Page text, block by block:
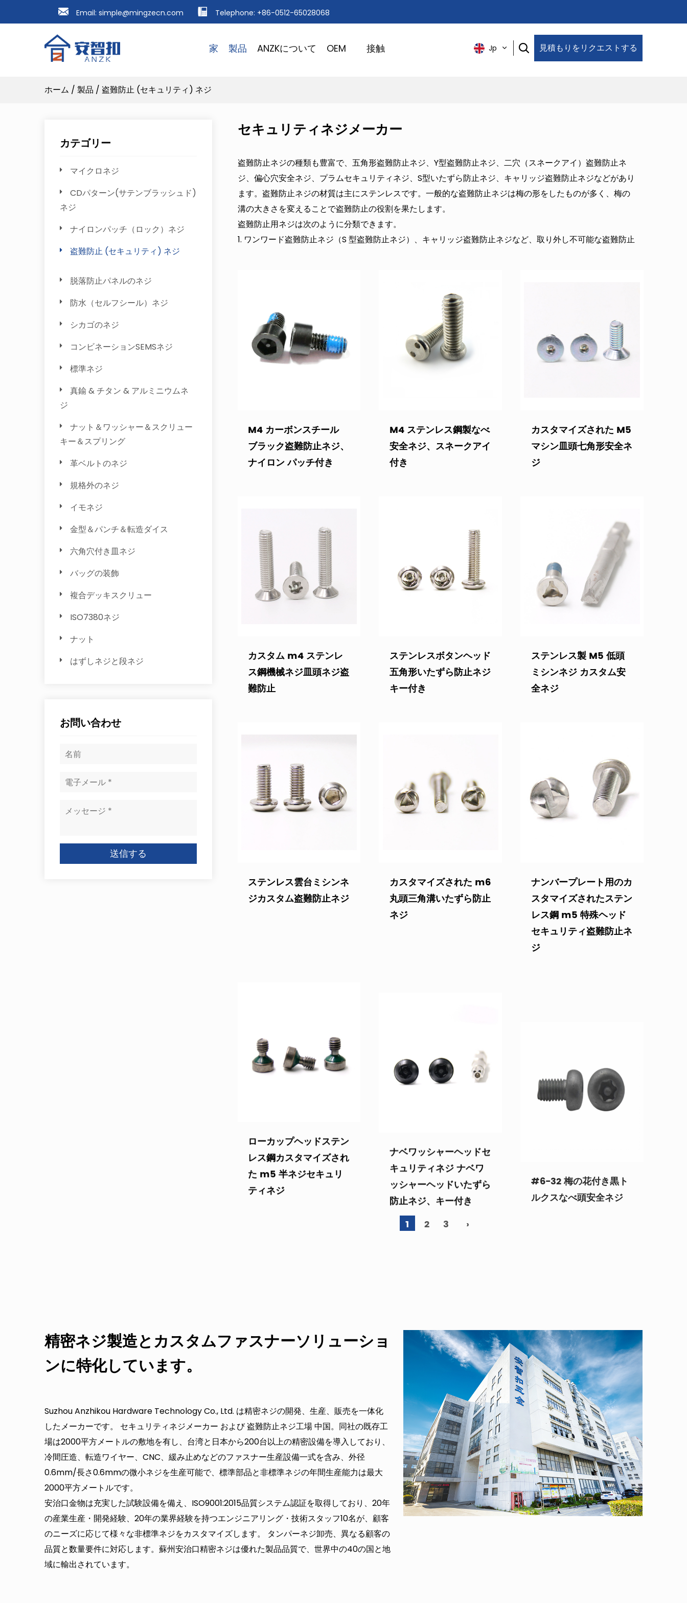
Email: simple@mingzecn.com Telephone: +86-0512-65028068
家 製品 ANZKについて OEM 接触 Jp 見積もりをリクエストする
ホーム / 製品 / 盗難防止 (セキュリティ) ネジ
カテゴリー
マイクロネジ
CDパターン(サテンブラッシュド)
ネジ
ナイロンパッチ（ロック）ネジ
盗難防止 (セキュリティ) ネジ
脱落防止パネルのネジ
防水（セルフシール）ネジ
シカゴのネジ
コンビネーションSEMSネジ
標準ネジ
真鍮 & チタン & アルミニウムネ
ジ
ナット＆ワッシャー＆スクリュー
キー＆スプリング
革ベルトのネジ
規格外のネジ
イモネジ
金型＆パンチ＆転造ダイス
六角穴付き皿ネジ
バッグの装飾
複合デッキスクリュー
ISO7380ネジ
ナット
はずしネジと段ネジ
お問い合わせ
セキュリティネジメーカー
盗難防止ネジの種類も豊富で、五角形盗難防止ネジ、Y型盗難防止ネジ、二穴（スネークアイ）盗難防止ネ
ジ、偏心穴安全ネジ、プラムセキュリティネジ、S型いたずら防止ネジ、キャリッジ盗難防止ネジなどがあり
ます。盗難防止ネジの材質は主にステンレスです。一般的な盗難防止ネジは梅の形をしたものが多く、梅の
溝の大きさを変えることで盗難防止の役割を果たします。
盗難防止用ネジは次のように分類できます。
1. ワンワード盗難防止ネジ（S 型盗難防止ネジ）、キャリッジ盗難防止ネジなど、取り外し不可能な盗難防止
このネジは、電力施設、鉄道施設、高速道路施設、油田施設、都市照明、街路照明施設、公共フィットネス
設備など幅広い用途に使用できます。 盗難防止ネジ自体の性能も非常に優れているため、多くの業界でも愛
用されています。
Suzhou Anzhikou Hardware Technology Co., Ltd. は、20 年のカスタムねじ生産経験を持つメーカーであ
M4 カーボンスチール
ブラック盗難防止ネジ、
ナイロン パッチ付き
M4 ステンレス鋼製なべ
安全ネジ、スネークアイ
付き
カスタマイズされた M5
マシン皿頭七角形安全ネ
ジ
カスタム m4 ステンレ
ス鋼機械ネジ皿頭ネジ盗
難防止
ステンレスボタンヘッド
五角形いたずら防止ネジ
キー付き
ステンレス製 M5 低頭
ミシンネジ カスタム安
全ネジ
ステンレス雲台ミシンネ
ジカスタム盗難防止ネジ
カスタマイズされた m6
丸頭三角溝いたずら防止
ネジ
ナンバープレート用のカ
スタマイズされたステン
レス鋼 m5 特殊ヘッド
セキュリティ盗難防止ネ
ジ
ローカップヘッドステン
レス鋼カスタマイズされ
た m5 半ネジセキュリ
ティネジ
キュリティネジ ナベワ
ッシャーヘッドいたずら
防止ネジ、キー付き
1 2 3 ›
精密ネジ製造とカスタムファスナーソリューショ
ンに特化しています。
Suzhou Anzhikou Hardware Technology Co., Ltd. は精密ネジの開発、生産、販売を一体化
したメーカーです。 セキュリティネジメーカー および盗難防止ネジ工場 中国。同社の既存工
場は2000平方メートルの敷地を有し、台湾と日本から200台以上の精密設備を導入しており、
冷間圧造、転造ワイヤー、CNC、緩み止めなどのファスナー生産設備一式を含み、外径
0.6mm/長さ0.6mmの微小ネジを生産可能で、標準部品と非標準ネジの年間生産能力は最大
2000平方メートルです。
安治口金物は充実した試験設備を備え、ISO9001:2015品質システム認証を取得しており、20年
の産業生産・開発経験、20年の業界経験を持つエンジニアリング・技術スタッフ10名が、顧客
のニーズに応じて様々な非標準ネジをカスタマイズします。 タンパーネジ卸売、異なる顧客の
品質と数量要件に対応します。蘇州安治口精密ネジは優れた製品品質で、世界中の40の国と地
域に輸出されています。